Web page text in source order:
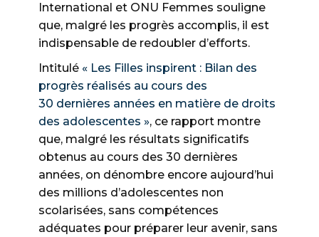
International et ONU Femmes souligne
que, malgré les progrès accomplis, il est
indispensable de redoubler d’efforts.
Intitulé « Les Filles inspirent : Bilan des
progrès réalisés au cours des
30 dernières années en matière de droits
des adolescentes », ce rapport montre
que, malgré les résultats significatifs
obtenus au cours des 30 dernières
années, on dénombre encore aujourd’hui
des millions d’adolescentes non
scolarisées, sans compétences
adéquates pour préparer leur avenir, sans